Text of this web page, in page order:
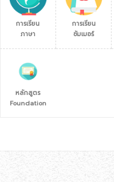
การเรียน
ภาษา
การเรียน
ซัมเมอร์
หลักสูตร
Foundation